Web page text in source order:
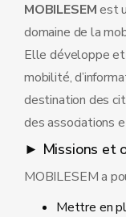
MOBILESEMest
domaine de la
Elle développe
mobilité,
destination des
des associations
► Missions et
MOBILESEM a
Mettre en